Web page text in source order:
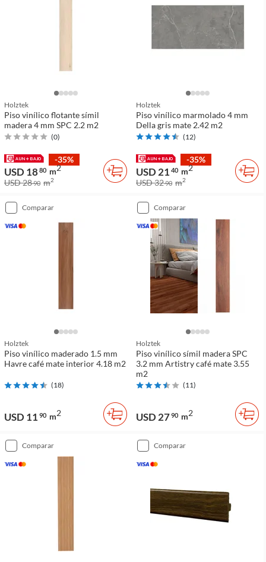
Holztek
Piso vinílico flotante símil
madera 4 mm SPC 2.2 m2
(0)
-35%
USD 1880 m2
USD 2890 m2
Holztek
Piso vinílico marmolado 4 mm
Della gris mate 2.42 m2
(12)
-35%
USD 21 40 m2
USD 3290 m2
comparar
Holztek
Piso vinílico maderado 1.5 mm
Havre café mate interior 4.18 m2
(18)
USD 11 90 m2
comparar
Holztek
Piso vinílico símil madera SPC
3.2 mm Artistry café mate 3.55
m2
(11)
USD 2790 m2
comparar comparar